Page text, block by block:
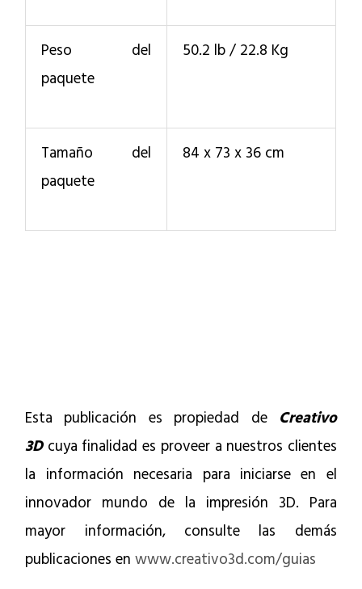
Peso del
paquete
50.2 lb / 22.8 Kg
Tamaño del
paquete
84 x 73 x 36 cm
Esta publicación es propiedad de Creativo
3Dcuya finalidad es proveer a nuestros clientes
la información necesaria para iniciarse en el
innovador mundo de la impresión 3D. Para
mayor información, consulte las demás
publicaciones enwww.creativo3d.com/guias